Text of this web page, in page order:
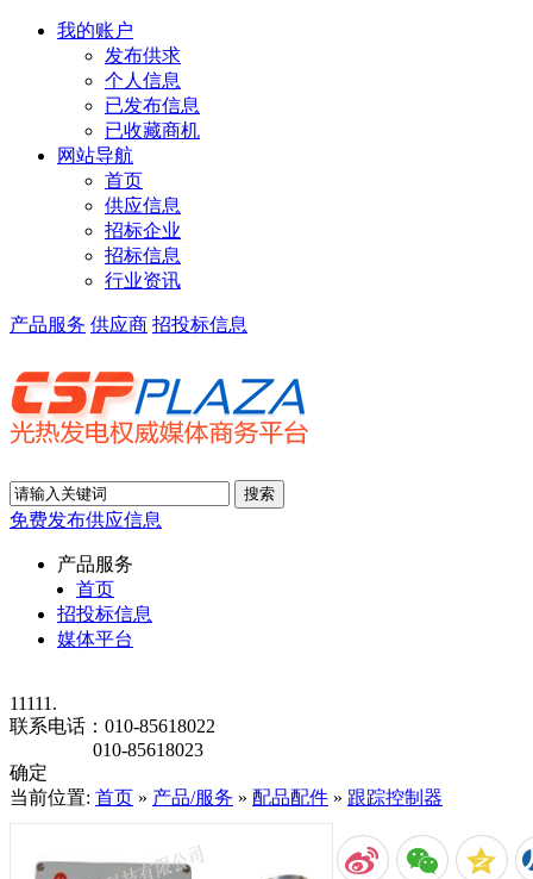
我的账户
发布供求
个人信息
已发布信息
已收藏商机
网站导航
首页
供应信息
招标企业
招标信息
行业资讯
产品服务 供应商 招投标信息
免费发布供应信息
产品服务
首页
招投标信息
媒体平台
11111.
联系电话： 010-85618022
010-85618023
确定
当前位置: 首页 » 产品/服务 » 配品配件 » 跟踪控制器